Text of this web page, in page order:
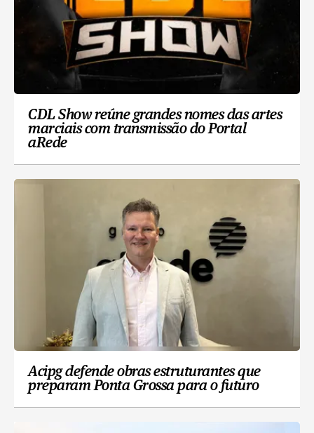
CDL Show reúne grandes nomes das artes
marciais com transmissão do Portal
aRede
Acipg defende obras estruturantes que
preparam Ponta Grossa para o futuro